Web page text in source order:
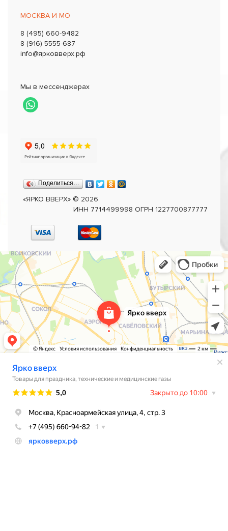
МОСКВА И МО
8 (495) 660-9482
8 (916) 5555-687
info@ярковверх.рф
Мы в мессенджерах
Поделиться…
«ЯРКО ВВЕРХ» © 2026
ИНН 7714499998 ОГРН 1227700877777